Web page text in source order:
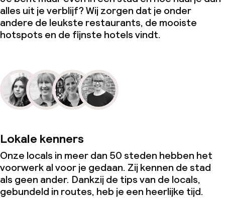
alles uit je verblijf? Wij zorgen dat je onder
andere de leukste restaurants, de mooiste
hotspots en de fijnste hotels vindt.
Lokale kenners
Onze locals in meer dan 50 steden hebben het
voorwerk al voor je gedaan. Zij kennen de stad
als geen ander. Dankzij de tips van de locals,
gebundeld in routes, heb je een heerlijke tijd.